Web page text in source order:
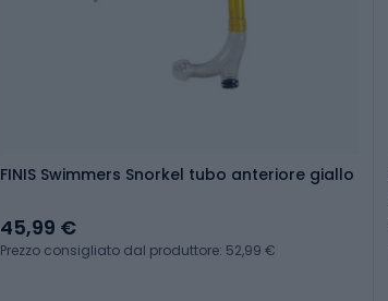
FINIS Swimmers Snorkel tubo anteriore giallo
45,99 €
Prezzo consigliato dal produttore: 52,99 €